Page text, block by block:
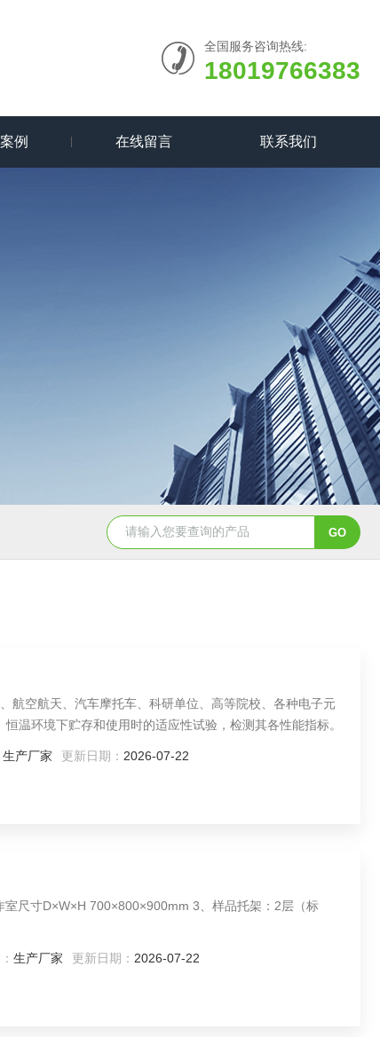
全国服务咨询热线:
18019766383
例 在线留言 联系我们
YSCYS-010臭氧老化试验设备
航空航天、汽车摩托车、科研单位、高等院校、各种电子元
温环境下贮存和使用时的适应性试验，检测其各性能指标。
生产厂家 更新日期： 2026-07-22
生产厂家 更新日期： 2026-07-22